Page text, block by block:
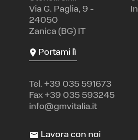
Via G. Paglia, 9 -
24050
Zanica (BG) IT
Portami lì
Tel. +39 035 591673
Fax +39 035 593245
info@gmvitalia.it
Lavora con noi